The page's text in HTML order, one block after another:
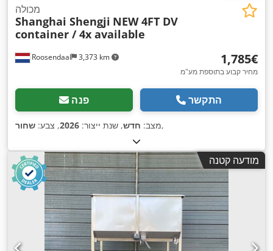
Roosendaal 3,373 km
מכולה
Shanghai Shengji NEW 4FT DV
container / 4x available
‏1,785 ‏€
מחיר קבוע בתוספת מע"מ
פנה התקשר
מצב: חדש, שנת ייצור: 2026, צבע: שחור ,
מודעה קטנה